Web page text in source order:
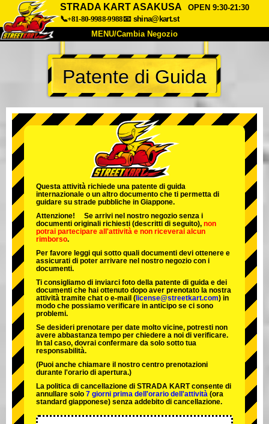
STRADA KART ASAKUSA
OPEN 9:30-21:30
📞+81-80-9988-9988📧 shina@kart.st
MENU/Cambia Negozio
INIZIO
Chi Siamo Specifiche Prezzo
Azienda Prenotazioni
Cambia Negozio
Tokyo Shinagawa
Tokyo Akihabara#2
Tokyo Shibuya Annex
Tokyo Asakusa Osaka
Okinawa
Patente di Guida
Questa attività richiede una patente di guida
internazionale o un altro documento che ti permetta di
guidare su strade pubbliche in Giappone.
Attenzione! Se arrivi nel nostro negozio senza i
documenti originali richiesti (descritti di seguito), non
potrai partecipare all'attività e non riceverai alcun
rimborso.
Per favore leggi qui sotto quali documenti devi ottenere e
assicurati di poter arrivare nel nostro negozio con i
documenti.
Ti consigliamo di inviarci foto della patente di guida e dei
documenti che hai ottenuto dopo aver prenotato la nostra
attività tramite chat o e-mail ( license@streetkart.com) in
modo che possiamo verificare in anticipo se ci sono
problemi.
Se desideri prenotare per date molto vicine, potresti non
avere abbastanza tempo per chiedere a noi di verificare.
In tal caso, dovrai confermare da solo sotto tua
responsabilità.
(Puoi anche chiamare il nostro centro prenotazioni
durante l'orario di apertura.)
La politica di cancellazione di STRADA KART consente di
annullare solo 7 giorni prima dell'orario dell'attività (ora
standard giapponese) senza addebito di cancellazione.